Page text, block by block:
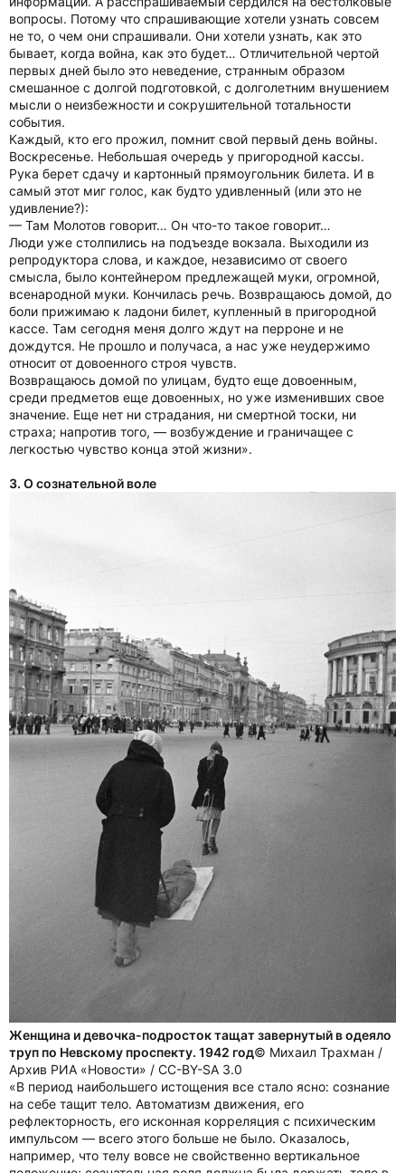
вопросы. Потому что спрашивающие хотели узнать совсем
не то, о чем они спрашивали. Они хотели узнать, как это
бывает, когда война, как это будет… Отличительной чертой
первых дней было это неведение, странным образом
смешанное с долгой подготовкой, с долголетним внушением
мысли о неизбежности и сокрушительной тотальности
события.
Каждый, кто его прожил, помнит свой первый день войны.
Воскресенье. Небольшая очередь у пригородной кассы.
Рука берет сдачу и картонный прямоугольник билета. И в
самый этот миг голос, как будто удивленный (или это не
удивление?):
— Там Молотов говорит… Он что-то такое говорит…
Люди уже столпились на подъезде вокзала. Выходили из
репродуктора слова, и каждое, независимо от своего
смысла, было контейнером предлежащей муки, огромной,
всенародной муки. Кончилась речь. Возвращаюсь домой, до
боли прижимаю к ладони билет, купленный в пригородной
кассе. Там сегодня меня долго ждут на перроне и не
дождутся. Не прошло и получаса, а нас уже неудержимо
относит от довоенного строя чувств.
Возвращаюсь домой по улицам, будто еще довоенным,
среди предметов еще довоенных, но уже изменивших свое
значение. Еще нет ни страдания, ни смертной тоски, ни
страха; напротив того, — возбуждение и граничащее с
легкостью чувство конца этой жизни».
3. О сознательной воле
Женщина и девочка-подросток тащат завернутый в одеяло
труп по Невскому проспекту. 1942 год© Михаил Трахман /
Архив РИА «Новости» / CC-BY-SA 3.0
«В период наибольшего истощения все стало ясно: сознание
на себе тащит тело. Автоматизм движения, его
рефлекторность, его исконная корреляция с психическим
импульсом — всего этого больше не было. Оказалось,
например, что телу вовсе не свойственно вертикальное